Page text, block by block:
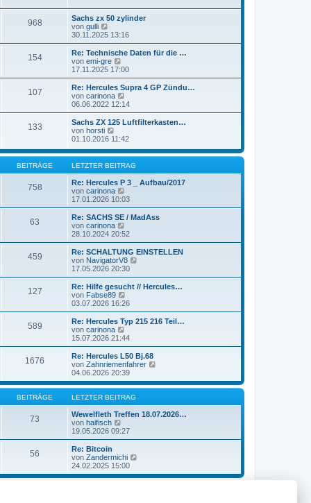
r
a
968
Sachs zx 50 zylinder
von gulli
e
u
e
s
r
B
e
i
r
a
g
30.11.2025 13:16
154
Re: Technische Daten für die …
von emi-gre
e
u
e
s
t
r
B
e
i
t
r
a
g
17.11.2025 17:00
107
Re: Hercules Supra 4 GP Zündu…
von carinona
e
u
e
t
r
B
e
t
r
a
g
06.06.2022 12:14
133
Sachs ZX 125 Luftfilterkasten…
von horsti
e
e
s
e
r
B
e
i
t
r
a
g
01.10.2016 11:42
BEITRÄGE LETZTER BEITRAG
758
Re: Hercules P 3 _ Aufbau/2017
von carinona
e
u
e
t
r
B
e
i
r
g
17.01.2026 10:03
63
Re: SACHS SE / MadAss
von carinona
e
u
e
s
t
r
B
e
i
r
g
28.10.2024 20:52
459
Re: SCHALTUNG EINSTELLEN
von NavigatorV8
u
e
r
B
r
a
17.05.2026 20:30
127
Re: Hilfe gesucht // Hercules…
von Fabse89
e
u
e
s
t
r
B
e
i
t
r
a
g
03.07.2026 16:26
589
Re: Hercules Typ 215 216 Teil…
von carinona
e
u
e
s
t
r
B
e
i
r
15.07.2026 21:44
1676
Re: Hercules L50 Bj.68
von Zahnriemenfahrer
u
e
t
e
e
g
04.06.2026 20:39
BEITRÄGE LETZTER BEITRAG
73
Wewelfleth Treffen 18.07.2026…
von haifisch
e
u
s
t
r
19.05.2026 09:27
56
Re: Bitcoin
von Zandermichi
u
24.02.2025 15:00